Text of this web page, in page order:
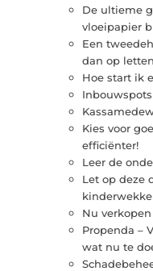
De ultieme
vloeipapier
Een
dan op
Hoe start ik
Kies voor
efficiënter!
Leer de
Let op deze
Nu
Propenda –
wat nu te